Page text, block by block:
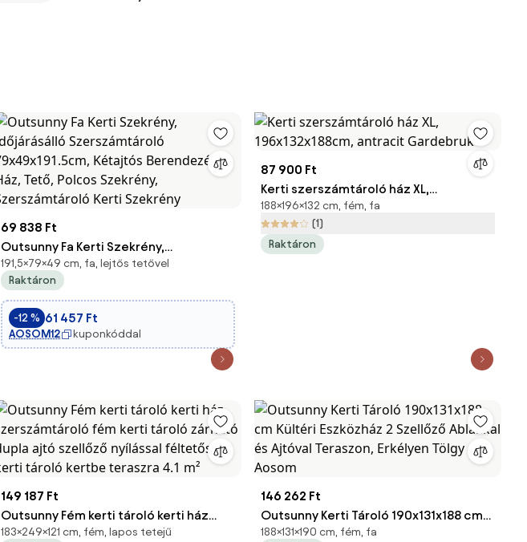
69 838 Ft
Outsunny Fa Kerti Szekrény,
Időjárásálló Szerszámtároló
79x49x191.5cm, Kétajtós Berendezési
Ház, Tető, Polcos Szekrény,
Szerszámtároló Kerti Szekrény
191,5×79×49 cm, fa, lejtős tetővel
Raktáron
-12 % 61 457 Ft
AOSOM12 kuponkóddal
87 900 Ft
Kerti szerszámtároló ház XL,
196x132x188cm, antracit Gardebruk
188×196×132 cm, fém, fa
(1)
Raktáron
149 187 Ft
Outsunny Fém kerti tároló kerti ház
szerszámtároló fém kerti tároló
183×249×121 cm, fém, lapos tetejű
146 262 Ft
Outsunny Kerti Tároló 190x131x188 cm
Kültéri Eszközház 2 Szellőző Ablakkal
188×131×190 cm, fém, fa